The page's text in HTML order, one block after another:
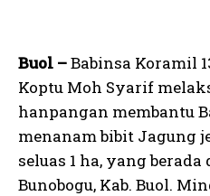
Buol –Babinsa Koramil
Koptu Moh Syarif
hanpangan membantu
menanam bibit Jagung
seluas 1 ha, yang berada
Bunobogu, Kab. Buol.